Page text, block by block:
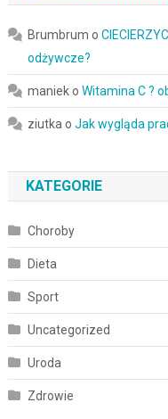
Brumbrum o
odżywcze?
manieko Witamina C ?
ziutka o Jak wygląda
KATEGORIE
Choroby
Dieta
Sport
Uncategorized
Uroda
Zdrowie